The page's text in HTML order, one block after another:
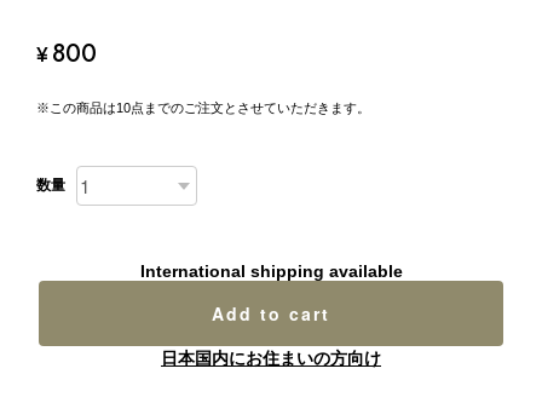
¥800
※この商品は10点までのご注文とさせていただきます。
数量
International shipping available
Add to cart
日本国内にお住まいの方向け